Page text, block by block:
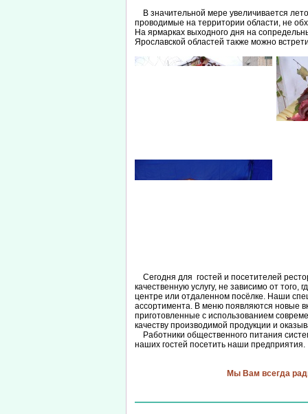
В значительной мере увеличивается
проводимые на территории области, не
На ярмарках выходного дня на
Ярославской областей также можно
Сегодня для гостей и посетителей
качественную услугу, не зависимо от
центре или отдаленном посёлке. Наши
ассортимента. В меню появляются новые
приготовленные с использованием
качеству производимой продукции и
Работники общественного питания
наших гостей посетить наши предприятия.
Мы Вам всегда